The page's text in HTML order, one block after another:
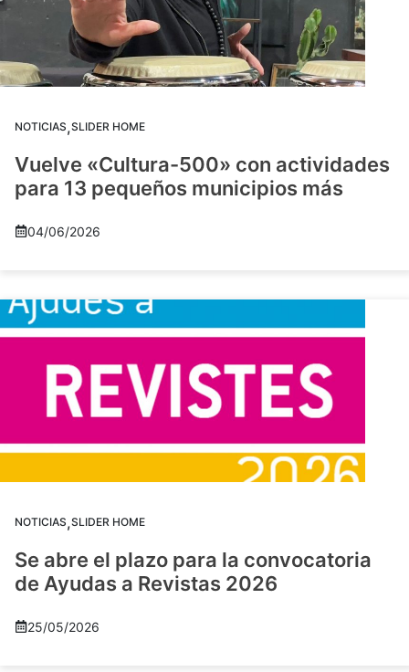
NOTICIAS,SLIDER HOME
Vuelve «Cultura-500» con actividades
para 13 pequeños municipios más
04/06/2026
NOTICIAS,SLIDER HOME
Se abre el plazo para la convocatoria
de Ayudas a Revistas 2026
25/05/2026